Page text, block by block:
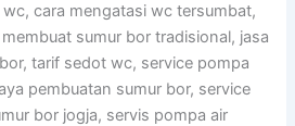
cara mengatasi wc tersumbat,
sumur bor tradisional, jasa
tarif sedot wc, service pompa
pembuatan sumur bor, service
bor jogja, servis pompa air